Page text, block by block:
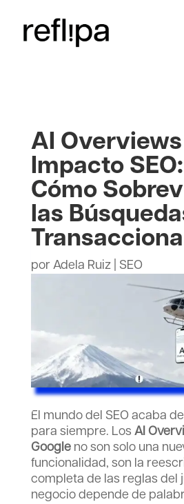
AI
Impacto SEO:
Cómo
las
por Adela Ruiz| SEO
El mundo del SEO acaba
para siempre. Los AI
Googleno son solo una
funcionalidad, son la
completa de las reglas del
negocio depende de